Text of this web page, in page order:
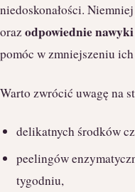
niedoskonałości.
orazodpowiednie
pomóc w zmniejszeniu
Warto zwrócić uwagę na
delikatnych środków
peelingów
tygodniu,